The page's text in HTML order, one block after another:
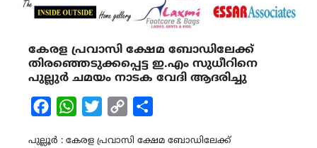
കേരള പ്രവാസി ക്ഷേമ ബോഡിലേക്ക്
തിരഞ്ഞെടുക്കപ്പെട്ട ഇ.എം സുധീറിനെ
പുല്ലുർ ചമയം നാടക വേദി ആദരിച്ചു
FacebookWhatsAppTwitterCopy
പുല്ലൂർ : കേരള പ്രവാസി ക്ഷേമ ബോഡിലേക്ക്